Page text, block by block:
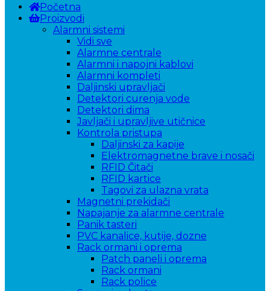
Početna
Proizvodi
Alarmni sistemi
Vidi sve
Alarmne centrale
Alarmni i napojni kablovi
Alarmni kompleti
Daljinski upravljači
Detektori curenja vode
Detektori dima
Javljači i upravljive utičnice
Kontrola pristupa
Daljinski za kapije
Elektromagnetne brave i nosači
RFID Čitači
RFID kartice
Tagovi za ulazna vrata
Magnetni prekidači
Napajanje za alarmne centrale
Panik tasteri
PVC kanalice, kutije, dozne
Rack ormani i oprema
Patch paneli i oprema
Rack ormani
Rack police